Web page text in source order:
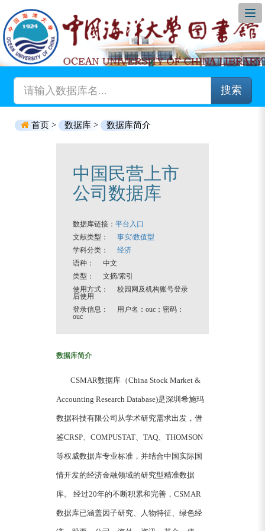
搜索
首页 > 数据库 > 数据库简介
中国民营上市
公司数据库
数据库链接： 平台入口
文献类型： 事实\数值型
学科分类： 经济
语种： 中文
类型： 文摘/索引
使用方式： 校园网及机构账号登录
后使用
登录信息： 用户名：ouc；密码：
ouc
数据库简介
CSMAR数据库（China Stock Market &
Accounting Research Database)是深圳希施玛
数据科技有限公司从学术研究需求出发，借
鉴CRSP、COMPUSTAT、TAQ、THOMSON
等权威数据库专业标准，并结合中国实际国
情开发的经济金融领域的研究型精准数据
库。 经过20年的不断积累和完善，CSMAR
数据库已涵盖因子研究、人物特征、绿色经